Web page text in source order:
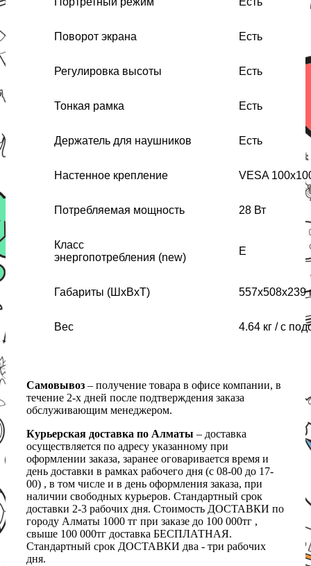
Поворот экрана Есть
Регулировка высоты Есть
Тонкая рамка Есть
Держатель для наушников Есть
Настенное крепление VESA
Потребляемая мощность 28 Вт
Класс
энергопотребления (new)
E
Габариты (ШхВхТ) 557x508x239
Вес 4.64 кг / с
Самовывоз – получение товара в офисе компании, в
течение 2-х дней после подтверждения заказа
обслуживающим менеджером.
Курьерская доставка по Алматы – доставка
осуществляется по адресу указанному при
оформлении заказа, заранее оговаривается время и
день доставки в рамках рабочего дня (с 08-00 до 17-
00) , в том числе и в день оформления заказа, при
наличии свободных курьеров. Стандартный срок
доставки 2-3 рабочих дня. Стоимость ДОСТАВКИ по
городу Алматы 1000 тг при заказе до 100 000тг ,
свыше 100 000тг доставка БЕСПЛАТНАЯ.
Стандартный срок ДОСТАВКИ два - три рабочих
дня.